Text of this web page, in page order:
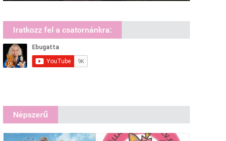
Iratkozz fel a csatornánkra:
Népszerű